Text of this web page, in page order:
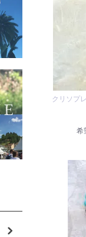
クリソプ
希